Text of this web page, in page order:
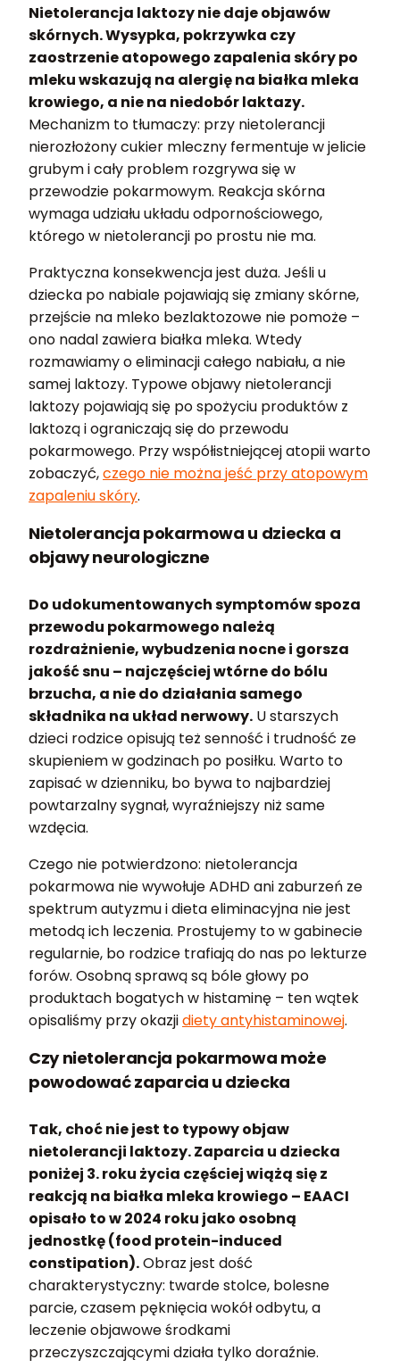
Nietolerancja laktozy nie daje objawów
skórnych. Wysypka, pokrzywka czy
zaostrzenie atopowego zapalenia skóry po
mleku wskazują na alergię na białka mleka
krowiego, a nie na niedobór laktazy.
Mechanizm to tłumaczy: przy nietolerancji
nierozłożony cukier mleczny fermentuje w jelicie
grubym i cały problem rozgrywa się w
przewodzie pokarmowym. Reakcja skórna
wymaga udziału układu odpornościowego,
którego w nietolerancji po prostu nie ma.
Praktyczna konsekwencja jest duża. Jeśli u
dziecka po nabiale pojawiają się zmiany skórne,
przejście na mleko bezlaktozowe nie pomoże –
ono nadal zawiera białka mleka. Wtedy
rozmawiamy o eliminacji całego nabiału, a nie
samej laktozy. Typowe objawy nietolerancji
laktozy pojawiają się po spożyciu produktów z
laktozą i ograniczają się do przewodu
pokarmowego. Przy współistniejącej atopii warto
zobaczyć,czego nie można jeść przy atopowym
zapaleniu skóry.
Nietolerancja pokarmowa u dziecka a
objawy neurologiczne
Do udokumentowanych symptomów spoza
przewodu pokarmowego należą
rozdrażnienie, wybudzenia nocne i gorsza
jakość snu – najczęściej wtórne do bólu
brzucha, a nie do działania samego
składnika na układ nerwowy. U starszych
dzieci rodzice opisują też senność i trudność ze
skupieniem w godzinach po posiłku. Warto to
zapisać w dzienniku, bo bywa to najbardziej
powtarzalny sygnał, wyraźniejszy niż same
wzdęcia.
Czego nie potwierdzono: nietolerancja
pokarmowa nie wywołuje ADHD ani zaburzeń ze
spektrum autyzmu i dieta eliminacyjna nie jest
metodą ich leczenia. Prostujemy to w gabinecie
regularnie, bo rodzice trafiają do nas po lekturze
forów. Osobną sprawą są bóle głowy po
produktach bogatych w histaminę – ten wątek
opisaliśmy przy okazjidiety antyhistaminowej.
Czy nietolerancja pokarmowa może
powodować zaparcia u dziecka
Tak, choć nie jest to typowy objaw
nietolerancji laktozy. Zaparcia u dziecka
poniżej 3. roku życia częściej wiążą się z
reakcją na białka mleka krowiego – EAACI
opisało to w 2024 roku jako osobną
jednostkę (food protein-induced
constipation).Obraz jest dość
charakterystyczny: twarde stolce, bolesne
parcie, czasem pęknięcia wokół odbytu, a
leczenie objawowe środkami
przeczyszczającymi działa tylko doraźnie.